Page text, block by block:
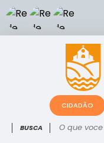
O que voce procura?
CIDADÃO